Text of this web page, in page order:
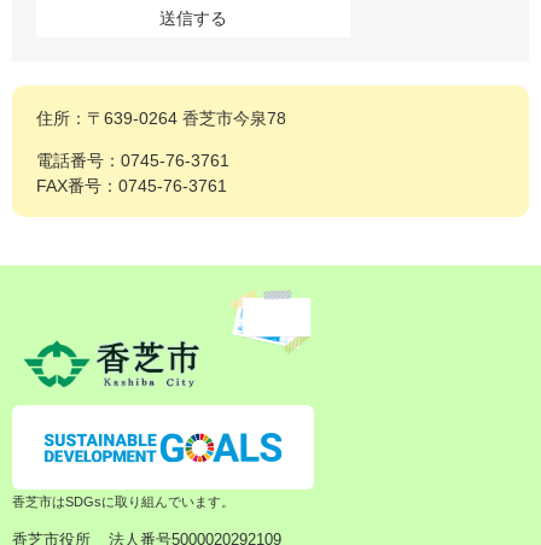
住所：〒639-0264 香芝市今泉78
電話番号：0745-76-3761
FAX番号：0745-76-3761
香芝市はSDGsに取り組んでいます。
香芝市役所 法人番号5000020292109